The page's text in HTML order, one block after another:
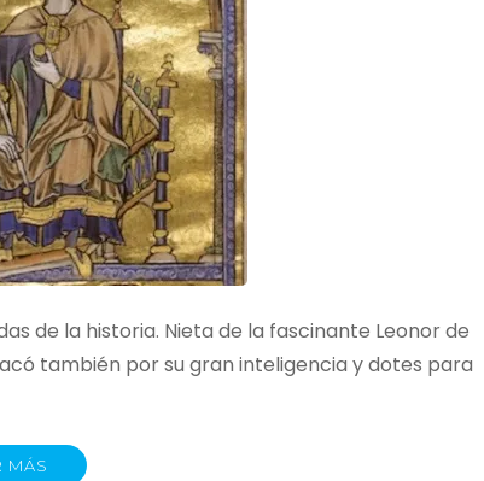
de la historia. Nieta de la fascinante Leonor de
también por su gran inteligencia y dotes para
MÁS